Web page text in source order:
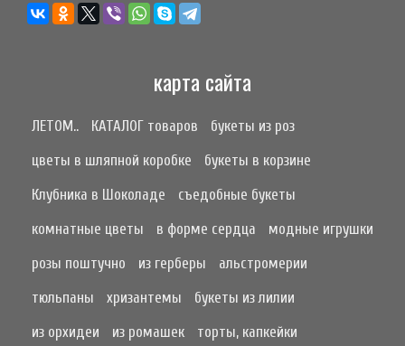
карта сайта
ЛЕТОМ.. КАТАЛОГ товаров
букеты из роз
цветы в шляпной коробке
букеты в корзине
Клубника в Шоколаде
съедобные букеты
комнатные цветы
в форме сердца
модные игрушки
розы поштучно
из герберы
альстромерии
тюльпаны
хризантемы
букеты из лилии
из орхидеи
из ромашек
торты, капкейки